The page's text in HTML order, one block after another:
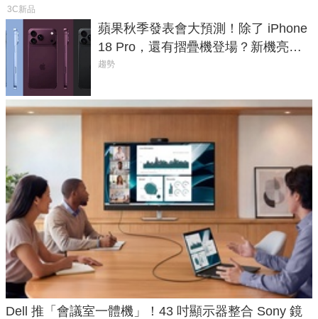
3C新品
蘋果秋季發表會大預測！除了 iPhone
18 Pro，還有摺疊機登場？新機亮點
預測一次看
趨勢
Dell 推「會議室一體機」！43 吋顯示器整合 Sony 鏡